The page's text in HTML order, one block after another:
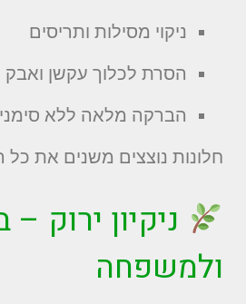
ניקוי מסילות ותריסים
הסרת לכלוך עקשן ואבק
הברקה מלאה ללא
חלונות נוצצים משנים את כל
ניקיון ירוק
ולמשפחה